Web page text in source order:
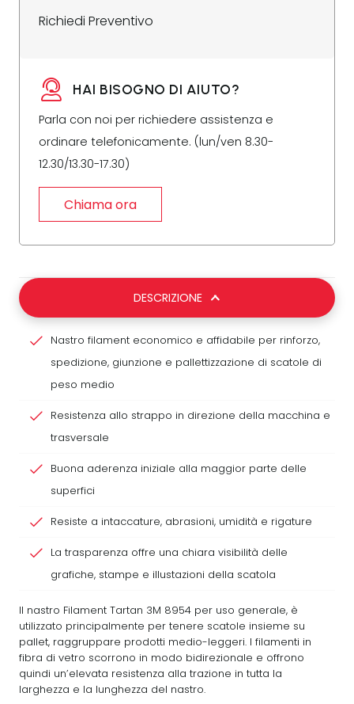
Richiedi Preventivo
HAI BISOGNO DI AIUTO?
Parla con noi per richiedere assistenza e
ordinare telefonicamente. (lun/ven 8.30-
12.30/13.30-17.30)
Chiama ora
DESCRIZIONE
Nastro filament economico e affidabile per rinforzo,
spedizione, giunzione e pallettizzazione di scatole di
peso medio
Resistenza allo strappo in direzione della macchina e
trasversale
Buona aderenza iniziale alla maggior parte delle
superfici
Resiste a intaccature, abrasioni, umidità e rigature
La trasparenza offre una chiara visibilità delle
grafiche, stampe e illustazioni della scatola
Il nastro Filament Tartan 3M 8954 per uso generale, è
utilizzato principalmente per tenere scatole insieme su
pallet, raggruppare prodotti medio-leggeri. I filamenti in
fibra di vetro scorrono in modo bidirezionale e offrono
quindi un’elevata resistenza alla trazione in tutta la
larghezza e la lunghezza del nastro.